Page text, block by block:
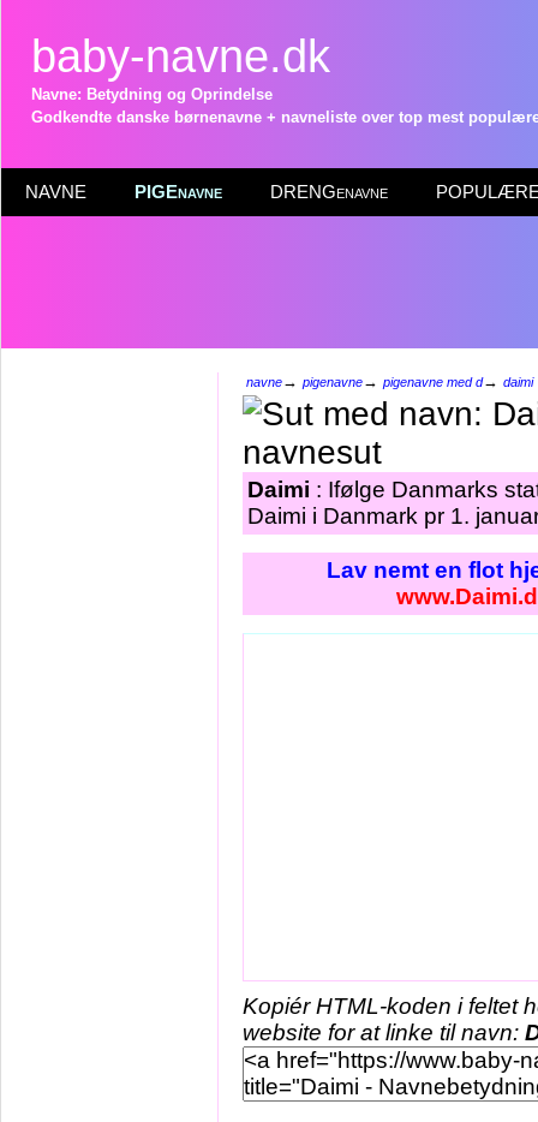
baby-navne.dk
Navne: Betydning og Oprindelse
Godkendte danske børnenavne + navneliste over top mest
NAVNE PIGEnavne DRENGenavne POPULÆRE
navne→ pigenavne→ pigenavne med d→ daimi
Daimi : Ifølge Danmarks
Daimi i Danmark pr 1.
Lav nemt en flot
Kopiér HTML-koden i feltet
website for at linke til navn: